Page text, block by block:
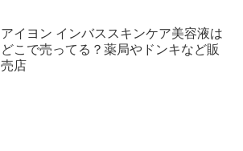
アイヨン インバススキンケア美容液は
どこで売ってる？薬局やドンキなど販
売店